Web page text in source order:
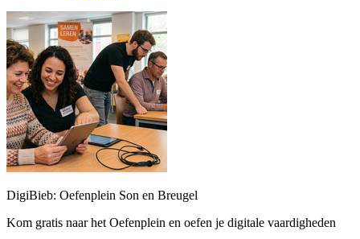
DigiBieb: Oefenplein Son en Breugel
Kom gratis naar het Oefenplein en oefen je digitale vaardigheden